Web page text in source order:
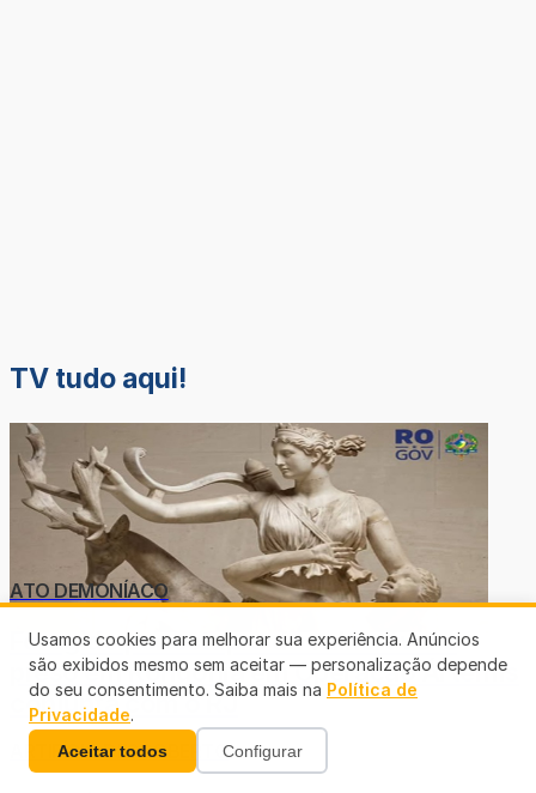
TV tudo aqui!
ATO DEMONÍACO
Foragido por estupro de vulnerável é
preso em Rondônia em Operação Ártemis
conjunta com o RJ
ARTIFÍCIO DESCOBERTO
Usamos cookies para melhorar sua experiência. Anúncios
são exibidos mesmo sem aceitar — personalização depende
do seu consentimento. Saiba mais na Política de
Privacidade.
Aceitar todos Configurar